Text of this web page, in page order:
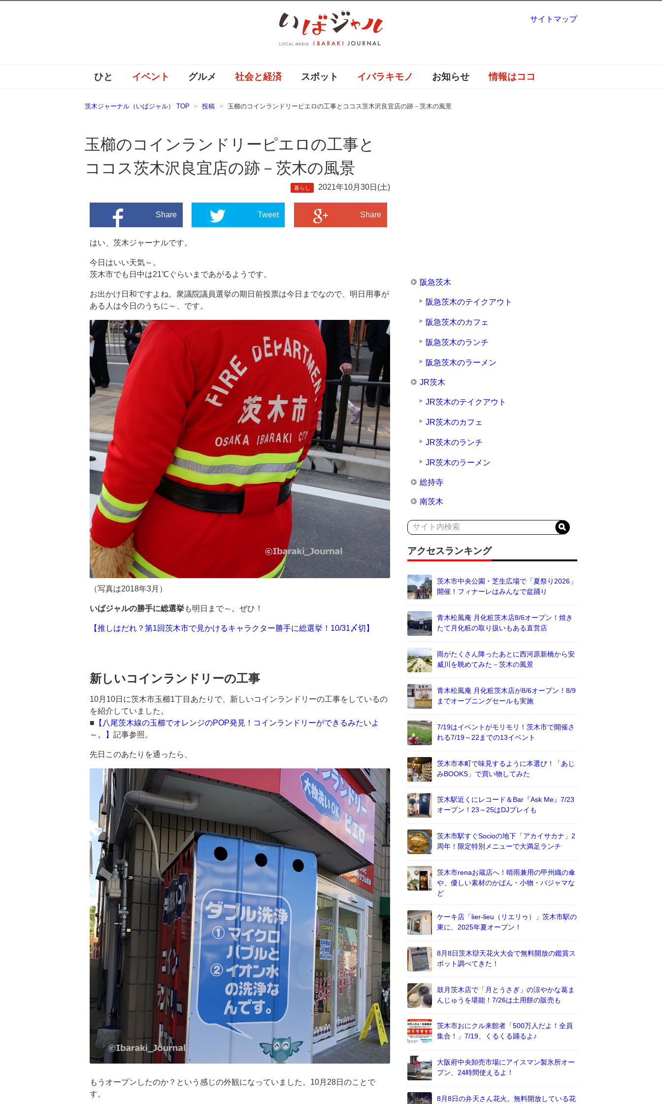
ひと イベント グルメ 社会と経済 スポット イバラキモノ お知らせ 情報はココ
茨木ジャーナル（いばジャル） TOP 投稿 玉櫛のコインランドリーピエロの工事とココス茨木沢良宜店の跡－茨木の風景
玉櫛のコインランドリーピエロの工事と
ココス茨木沢良宜店の跡－茨木の風景
暮らし 2021年10月30日(土)
Share Tweet Share
はい、茨木ジャーナルです。
今日はいい天気～。
茨木市でも日中は21℃ぐらいまであがるようです。
お出かけ日和ですよね。衆議院議員選挙の期日前投票は今日までなので、明日用事が
ある人は今日のうちに～、です。
（写真は2018年3月）
いばジャルの勝手に総選挙も明日まで～。ぜひ！
【推しはだれ？第1回茨木市で見かけるキャラクター勝手に総選挙！10/31〆切】
新しいコインランドリーの工事
10月10日に茨木市玉櫛1丁目あたりで、新しいコインランドリーの工事をしているの
を紹介していました。
■ 【八尾茨木線の玉櫛でオレンジのPOP発見！コインランドリーができるみたいよ
～。】 記事参照。
先日このあたりを通ったら、
もうオープンしたのか？という感じの外観になっていました。10月28日のことで
す。
阪急茨木
阪急茨木のテイクアウト
阪急茨木のカフェ
阪急茨木のランチ
阪急茨木のラーメン
JR茨木
JR茨木のテイクアウト
JR茨木のカフェ
JR茨木のランチ
JR茨木のラーメン
総持寺
南茨木
アクセスランキング
茨木市中央公園・芝生広場で「夏祭り2026」
開催！フィナーレはみんなで盆踊り
青木松風庵 月化粧茨木店8/6オープン！焼き
たて月化粧の取り扱いもある直営店
雨がたくさん降ったあとに西河原新橋から安
威川を眺めてみた－茨木の風景
青木松風庵 月化粧茨木店が8/6オープン！8/9
までオープニングセールも実施
7/19はイベントがモリモリ！茨木市で開催さ
れる7/19～22までの13イベント
茨木市本町で味見するように本選び！「あじ
みBOOKS」で買い物してみた
茨木駅近くにレコード＆Bar『Ask Me』7/23
オープン！23～25はDJプレイも
茨木市駅すぐSocioの地下「アカイサカナ」2
周年！限定特別メニューで大満足ランチ
茨木市renaお蔵店へ！晴雨兼用の甲州織の傘
や、優しい素材のかばん・小物・パジャマな
ど
ケーキ店「lier-lieu（リエリゥ）」茨木市駅の
東に、2025年夏オープン！
8月8日茨木辯天花火大会で無料開放の鑑賞ス
ポット調べてきた！
鼓月茨木店で「月とうさぎ」の涼やかな葛ま
んじゅうを堪能！7/26は土用餅の販売も
茨木市おにクル来館者「500万人だよ！全員
集合！」7/19、くるくる踊るよ♪
大阪府中央卸売市場にアイスマン製氷所オー
プン、24時間使えるよ！
8月8日の弁天さん花火。無料開放している花
サイトマップ